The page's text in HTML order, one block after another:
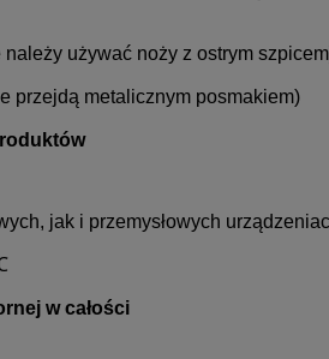
należy używać noży z ostrym
przejdą metalicznym posmakiem)
jak i przemysłowych
w całości